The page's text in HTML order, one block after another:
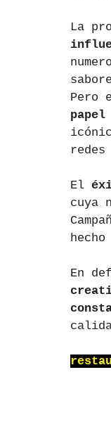
La
Pero
papel
El
cuya
En